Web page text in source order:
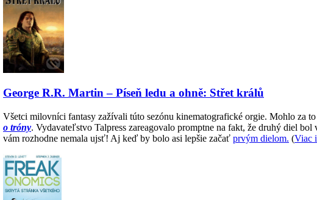
George R.R. Martin – Píseň ledu a ohně: Střet králů
Všetci milovníci fantasy zažívali túto sezónu kinematografické orgie. Mohlo za
o tróny. Vydavateľstvo Talpress zareagovalo promptne na fakt, že druhý diel
vám rozhodne nemala ujsť! Aj keď by bolo asi lepšie začať prvým dielom. (Viac